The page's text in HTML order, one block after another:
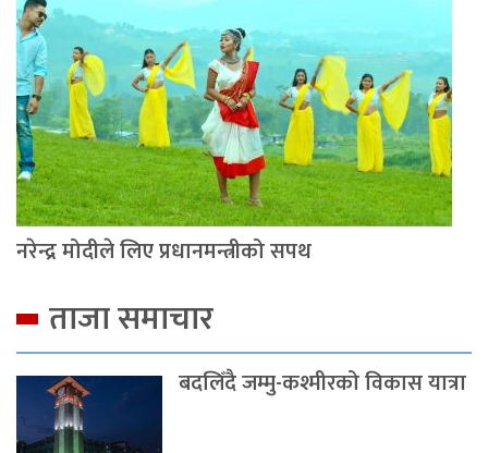
नरेन्द्र मोदीले लिए प्रधानमन्त्रीको सपथ
ताजा समाचार
बदलिँदै जम्मु-कश्मीरको विकास यात्रा